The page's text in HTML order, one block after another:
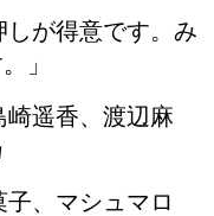
しが得意です。み
」
崎遥香、渡辺麻
、マシュマロ